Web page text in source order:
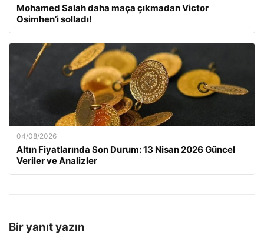
Mohamed Salah daha maça çıkmadan Victor
Osimhen’i solladı!
04/08/2026
Altın Fiyatlarında Son Durum: 13 Nisan 2026 Güncel
Veriler ve Analizler
Bir yanıt yazın